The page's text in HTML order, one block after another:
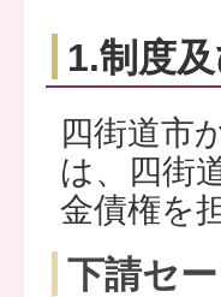
1.制度
四街道市
は、四街
金債権を
下請セ